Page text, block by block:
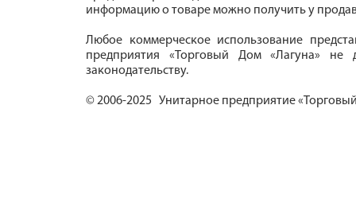
информацию о товаре можно получить у
Любое коммерческое использование
предприятия «Торговый Дом «Лагуна» не
законодательству.
© 2006-2025 Унитарное предприятие